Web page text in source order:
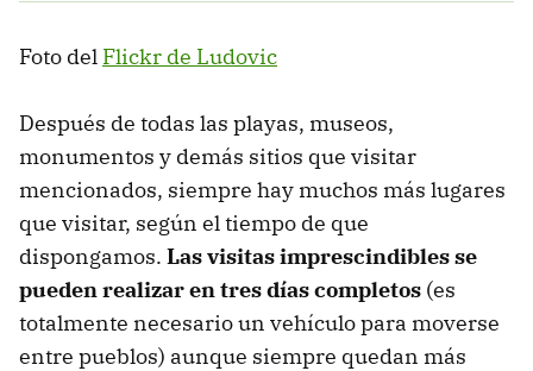
Foto del Flickr de Ludovic
Después de todas las playas, museos,
monumentos y demás sitios que visitar
mencionados, siempre hay muchos más lugares
que visitar, según el tiempo de que
dispongamos. Las visitas imprescindibles se
pueden realizar en tres días completos (es
totalmente necesario un vehículo para moverse
entre pueblos) aunque siempre quedan más